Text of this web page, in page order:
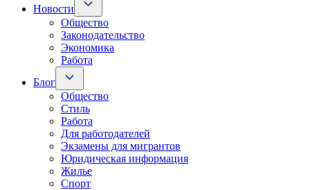
Новости
Общество
Законодательство
Экономика
Работа
Блог
Общество
Стиль
Работа
Для работодателей
Экзамены для мигрантов
Юридическая информация
Жилье
Спорт